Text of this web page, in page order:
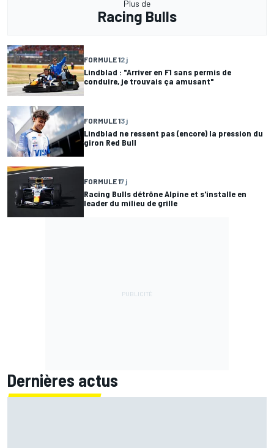
Plus de
Racing Bulls
FORMULE 12 j
Lindblad : "Arriver en F1 sans permis de
conduire, je trouvais ça amusant"
FORMULE 13 j
Lindblad ne ressent pas (encore) la pression du
giron Red Bull
FORMULE 17 j
Racing Bulls détrône Alpine et s'installe en
leader du milieu de grille
Dernières actus